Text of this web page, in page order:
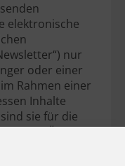
elektronische
nur
oder einer
Rahmen einer
Inhalte
sie für die
Im Übrigen
zu